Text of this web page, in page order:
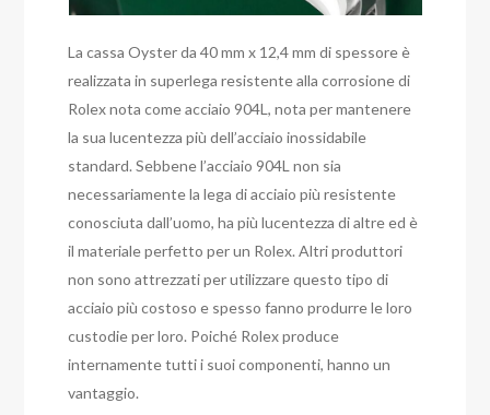
La cassa Oyster da 40 mm x 12,4 mm di spessore è
realizzata in superlega resistente alla corrosione di
Rolex nota come acciaio 904L, nota per mantenere
la sua lucentezza più dell’acciaio inossidabile
standard. Sebbene l’acciaio 904L non sia
necessariamente la lega di acciaio più resistente
conosciuta dall’uomo, ha più lucentezza di altre ed è
il materiale perfetto per un Rolex. Altri produttori
non sono attrezzati per utilizzare questo tipo di
acciaio più costoso e spesso fanno produrre le loro
custodie per loro. Poiché Rolex produce
internamente tutti i suoi componenti, hanno un
vantaggio.